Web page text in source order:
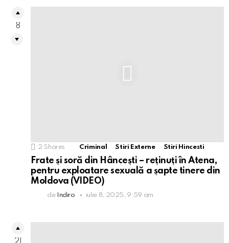
2 Shares Criminal Stiri Externe Stiri Hincesti
Frate și soră din Hâncești – reținuți în Atena,
pentru exploatare sexuală a șapte tinere din
Moldova (VIDEO)
de Indiro iulie 8, 2025, 9:59 am
8